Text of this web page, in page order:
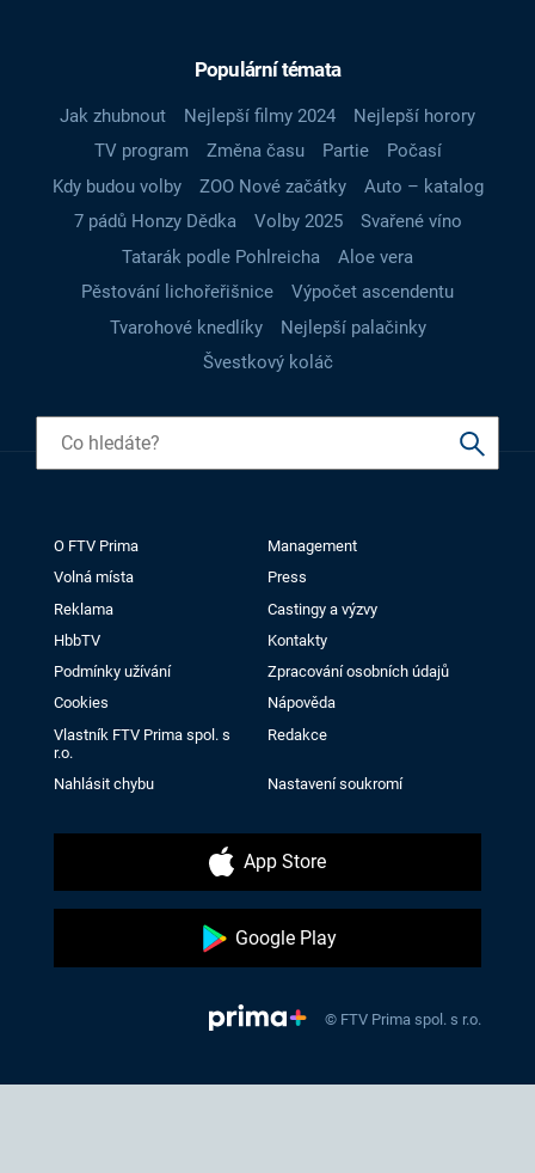
Populární témata
Jak zhubnout Nejlepší filmy 2024
Nejlepší horory
TV program
Změna času Partie
Počasí
Kdy budou volby
ZOO Nové začátky
Auto – katalog
7 pádů Honzy Dědka
Volby 2025
Svařené víno
Tatarák podle Pohlreicha
Aloe vera
Pěstování lichořeřišnice
Výpočet ascendentu
Tvarohové knedlíky
Nejlepší palačinky
Švestkový koláč
O FTV Prima
Management
Volná místa
Press
Reklama
Castingy a výzvy
HbbTV
Kontakty
Podmínky užívání
Zpracování osobních údajů
Cookies
Nápověda
Vlastník FTV Prima spol. s
r.o.
Redakce
Nahlásit chybu Nastavení soukromí
App Store
Google Play
© FTV Prima spol. s r.o.